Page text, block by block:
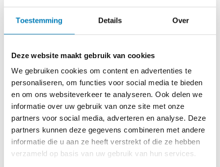
Toestemming Details Over
Deze website maakt gebruik van cookies
We gebruiken cookies om content en advertenties te
personaliseren, om functies voor social media te bieden
en om ons websiteverkeer te analyseren. Ook delen we
informatie over uw gebruik van onze site met onze
partners voor social media, adverteren en analyse. Deze
partners kunnen deze gegevens combineren met andere
informatie die u aan ze heeft verstrekt of die ze hebben
verzameld op basis van uw gebruik van hun services.
bestaan deze uit een aardingsklem MT840 (spanwijdte 26
mm). een geïsoleerde koperlitze kabel en een afstrijkpunt.
worden gemonteerd. Doorsnede van de kabel is 25 of 35
mm2 en de lengte is ook naar keuze.
Vanzelfsprekend kunnen wij deze ook op maat maken,
bijvoorbeeld met een haak of een andere klem,
Heeft u over dit product nadere vragen, neem dan contact
met ons op.